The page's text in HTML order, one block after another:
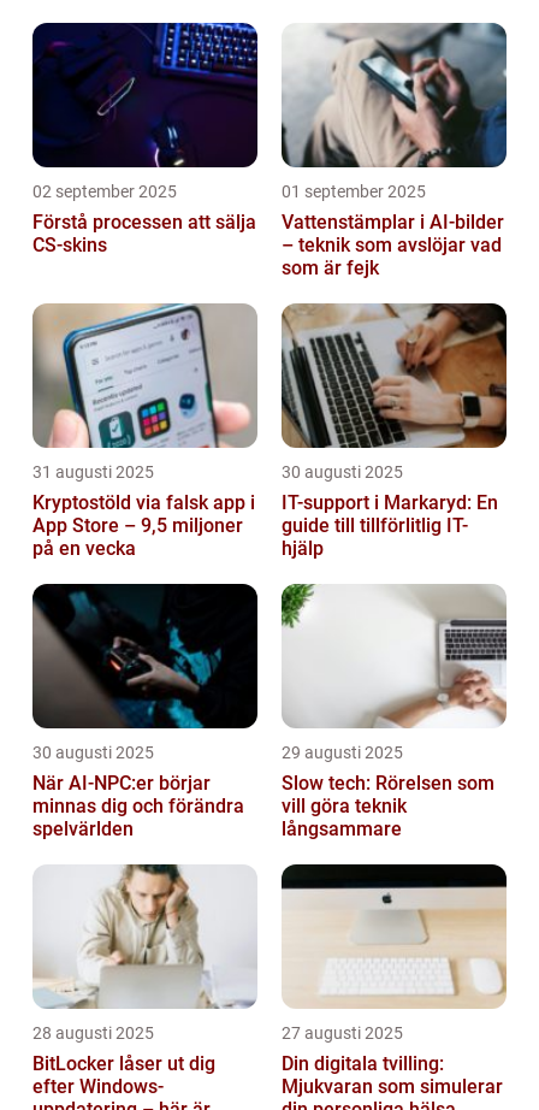
02 september 2025
Förstå processen att sälja
CS-skins
01 september 2025
Vattenstämplar i AI-bilder
– teknik som avslöjar vad
som är fejk
31 augusti 2025
Kryptostöld via falsk app i
App Store – 9,5 miljoner
på en vecka
30 augusti 2025
IT-support i Markaryd: En
guide till tillförlitlig IT-
hjälp
30 augusti 2025
När AI-NPC:er börjar
minnas dig och förändra
spelvärlden
29 augusti 2025
Slow tech: Rörelsen som
vill göra teknik
långsammare
28 augusti 2025
BitLocker låser ut dig
efter Windows-
27 augusti 2025
Din digitala tvilling:
Mjukvaran som simulerar